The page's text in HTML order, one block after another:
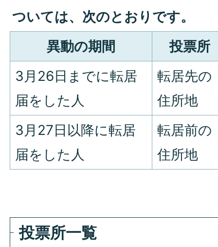
ついては、次のとおりです。
異動の期間
投票所
3月26日までに転居
届をした人
転居先の
住所地
3月27日以降に転居
届をした人
転居前の
住所地
投票所一覧